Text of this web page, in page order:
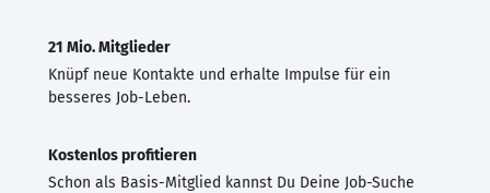
21 Mio. Mitglieder
Knüpf neue Kontakte und erhalte Impulse für ein
besseres Job-Leben.
Kostenlos profitieren
Schon als Basis-Mitglied kannst Du Deine Job-Suche